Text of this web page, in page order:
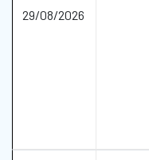
29/08/2026